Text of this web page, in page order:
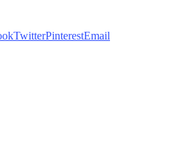
TwitterPinterestEmail